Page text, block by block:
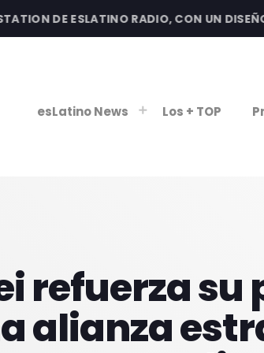
DE ESLATINO RADIO, CON UN DISEÑO
esLatino News Los + TOP
refuerza
alianza